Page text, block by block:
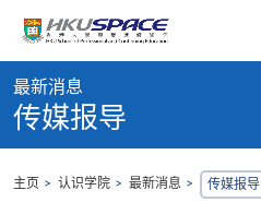
content
content
start
最新消息
传媒报导
主页 认识学院 最新消息 传媒报导